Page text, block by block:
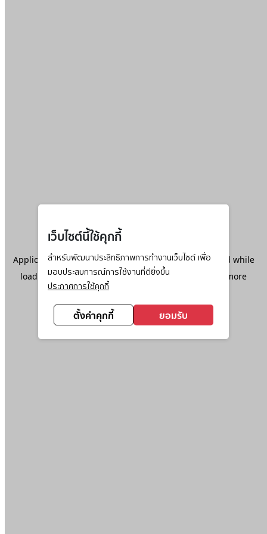
เว็บไซต์นี้ใช้คุกกี้
สำหรับพัฒนาประสิทธิภาพการทำงานเว็บไซต์ เพื่อ
มอบประสบการณ์การใช้งานที่ดียิ่งขึ้น
ประกาศการใช้คุกกี้
ตั้งค่าคุกกี้ ยอมรับ
Application error: aclient-side exception has occurred while
loadingwww.ktc.co.th(see the browser console
for more
information).